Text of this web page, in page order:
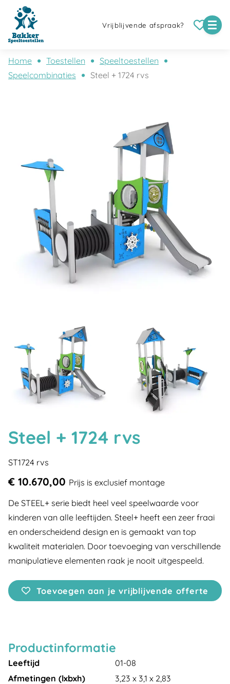
Vrijblijvende afspraak?
Home Toestellen
Speeltoestellen
Speelcombinaties
Steel + 1724 rvs
Steel + 1724 rvs
ST1724 rvs
€ 10.670,00 Prijs is exclusief montage
De STEEL+ serie biedt heel veel speelwaarde voor
kinderen van alle leeftijden. Steel+ heeft een zeer fraai
en onderscheidend design en is gemaakt van top
kwaliteit materialen. Door toevoeging van verschillende
manipulatieve elementen raak je nooit uitgespeeld.
Toevoegen aan je vrijblijvende offerte
Productinformatie
Leeftijd
01-08
Afmetingen (lxbxh)
3,23 x 3,1 x 2,83